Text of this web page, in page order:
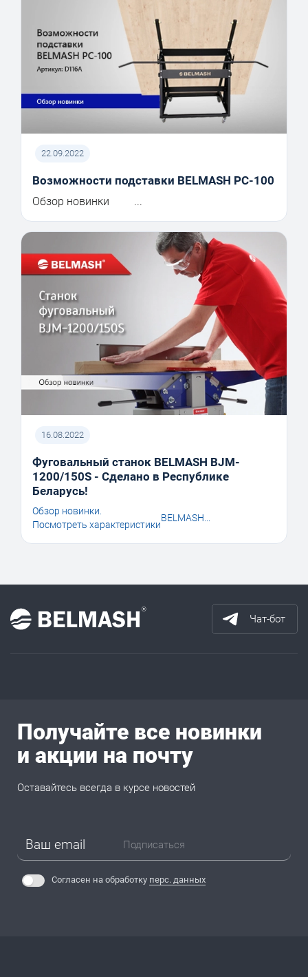
22.09.2022
Возможности подставки BELMASH PC-100
Обзор новинки ...
16.08.2022
Фуговальный станок BELMASH BJM-
1200/150S - Сделано в Республике
Беларусь!
Обзор новинки.
Посмотреть характеристики
BELMASH...
Чат-бот
Получайте все новинки
и акции на почту
Оставайтесь всегда в курсе новостей
Подписаться
Согласен на обработку перс. данных